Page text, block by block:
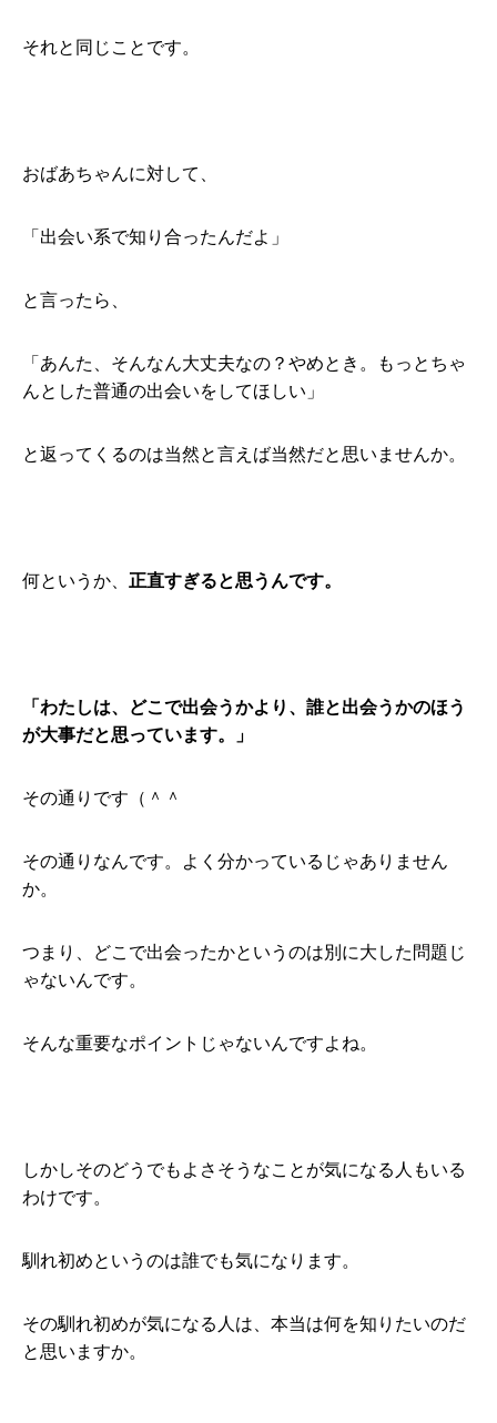
それと同じことです。
おばあちゃんに対して、
「出会い系で知り合ったんだよ」
と言ったら、
「あんた、そんなん大丈夫なの？やめとき。もっとちゃ
んとした普通の出会いをしてほしい」
と返ってくるのは当然と言えば当然だと思いませんか。
何というか、 正直すぎると思うんです。
「わたしは、どこで出会うかより、誰と出会うかのほう
が大事だと思っています。」
その通りです（＾＾
その通りなんです。よく分かっているじゃありません
か。
つまり、どこで出会ったかというのは別に大した問題じ
ゃないんです。
そんな重要なポイントじゃないんですよね。
しかしそのどうでもよさそうなことが気になる人もいる
わけです。
馴れ初めというのは誰でも気になります。
その馴れ初めが気になる人は、本当は何を知りたいのだ
と思いますか。